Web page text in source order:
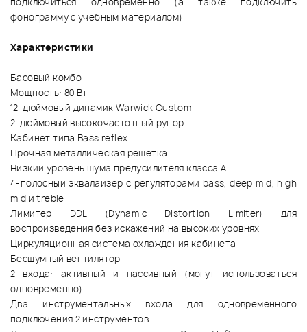
фонограмму с учебным материалом)
Характеристики
Басовый комбо
Мощность: 80 Вт
12-дюймовый динамик Warwick Custom
2-дюймовый высокочастотный рупор
Кабинет типа Bass reflex
Прочная металлическая решетка
Низкий уровень шума предусилителя класса А
4-полосный эквалайзер с регуляторами bass, deep mid, high
mid и treble
Лимитер DDL (Dynamic Distortion Limiter) для
воспроизведения без искажений на высоких уровнях
Циркуляционная система охлаждения кабинета
Бесшумный вентилятор
2 входа: активный и пассивный (могут использоваться
одновременно)
Два инструментальных входа для одновременного
подключения 2 инструментов